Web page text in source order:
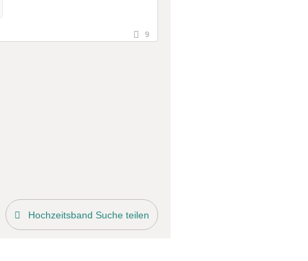
9
Hochzeitsband Suche teilen